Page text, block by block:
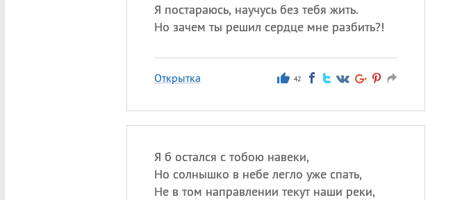
Я постараюсь, научусь без тебя жить.
Но зачем ты решил сердце мне разбить?!
Открытка 42
Я б остался с тобою навеки,
Но солнышко в небе легло уже спать,
Не в том направлении текут наши реки,